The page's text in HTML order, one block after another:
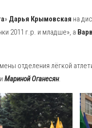
» Дарья Крымовская на
2011 г.р. и младше», а
отделения лёгкой
Мариной Оганесян.